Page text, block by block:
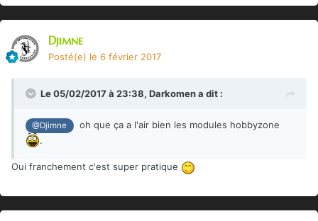
Djimne
Posté(e) le 6 février 2017
Le 05/02/2017 à 23:38, Darkomena dit :
@Djimne
oh que ça a l'air bien les modules hobbyzone
.
Oui franchement c'est super pratique